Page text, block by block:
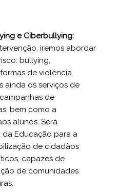
e Ciberbullying:
iremos abordar
bullying,
de violência
ainda os serviços de
de
bem como a
alunos. Será
Educação para a
de cidadãos
capazes de
de comunidades